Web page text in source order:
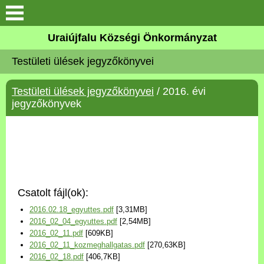
Köszöntő
Elérhetőségek
Uraiújfalu
Választási információk
Versenyképes Járások
Program
Uraiújfalu Községi Önkormányzat
Testületi ülések jegyzőkönyvei
Testületi ülések jegyzőkönyvei / 2016. évi
jegyzőkönyvek
Csatolt fájl(ok):
2016.02.18_egyuttes.pdf [3,31MB]
2016_02_04_egyuttes.pdf [2,54MB]
2016_02_11.pdf [609KB]
2016_02_11_kozmeghallgatas.pdf [270,63KB]
2016_02_18.pdf [406,7KB]